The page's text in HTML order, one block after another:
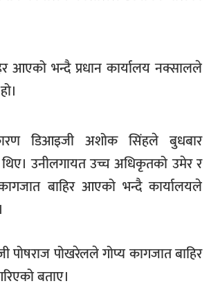
आएको भन्दै प्रधान कार्यालय नक्सालले
डिआइजी अशोक सिंहले बुधबार
थिए। उनीलगायत उच्च अधिकृतको उमेर र
बाहिर आएको भन्दै कार्यालयले
पोषराज पोखरेलले गोप्य कागजात बाहिर
बताए।